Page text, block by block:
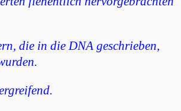
die in die DNA geschrieben,